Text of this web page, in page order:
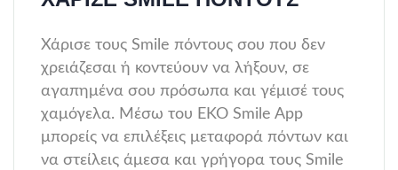
Χάρισε τους Smile πόντους σου που δεν
χρειάζεσαι ή κοντεύουν να λήξουν, σε
αγαπημένα σου πρόσωπα και γέμισέ τους
χαμόγελα. Μέσω του ΕΚΟ Smile App
μπορείς να επιλέξεις μεταφορά πόντων και
να στείλεις άμεσα και γρήγορα τους Smile